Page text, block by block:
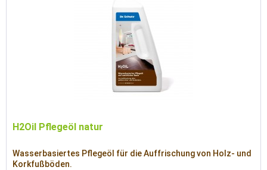
H2Oil Pflegeöl natur
Wasserbasiertes Pflegeöl für die Auffrischung von Holz- und
Korkfußböden.